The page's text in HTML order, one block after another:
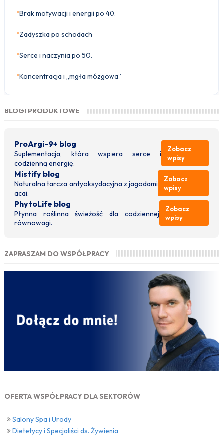
•Brak motywacji i energii po 40.
•Zadyszka po schodach
•Serce i naczynia po 50.
•Koncentracja i „mgła mózgowa”
BLOGI PRODUKTOWE
ProArgi-9+ blog
Suplementacja, która wspiera serce i
codzienną energię.
Zobacz
wpisy
Mistify blog
Naturalna tarcza antyoksydacyjna z jagodami
acai.
Zobacz
wpisy
PhytoLife blog
Płynna roślinna świeżość dla codziennej
równowagi.
Zobacz
wpisy
ZAPRASZAM DO WSPÓŁPRACY
OFERTA WSPÓŁPRACY DLA SEKTORÓW
Salony Spa i Urody
Dietetycy i Specjaliści ds. Żywienia